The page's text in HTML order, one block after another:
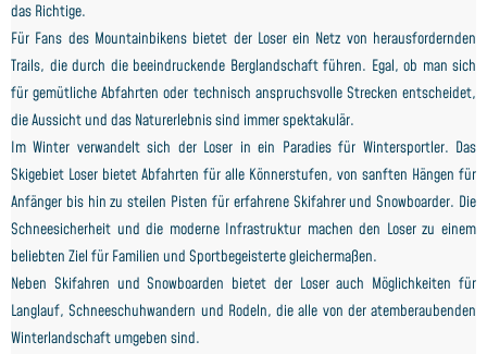
das Richtige.
Für Fans des Mountainbikens bietet der Loser ein Netz von herausfordernden
Trails, die durch die beeindruckende Berglandschaft führen. Egal, ob man sich
für gemütliche Abfahrten oder technisch anspruchsvolle Strecken entscheidet,
die Aussicht und das Naturerlebnis sind immer spektakulär.
Im Winter verwandelt sich der Loser in ein Paradies für Wintersportler. Das
Skigebiet Loser bietet Abfahrten für alle Könnerstufen, von sanften Hängen für
Anfänger bis hin zu steilen Pisten für erfahrene Skifahrer und Snowboarder. Die
Schneesicherheit und die moderne Infrastruktur machen den Loser zu einem
beliebten Ziel für Familien und Sportbegeisterte gleichermaßen.
Neben Skifahren und Snowboarden bietet der Loser auch Möglichkeiten für
Langlauf, Schneeschuhwandern und Rodeln, die alle von der atemberaubenden
Winterlandschaft umgeben sind.